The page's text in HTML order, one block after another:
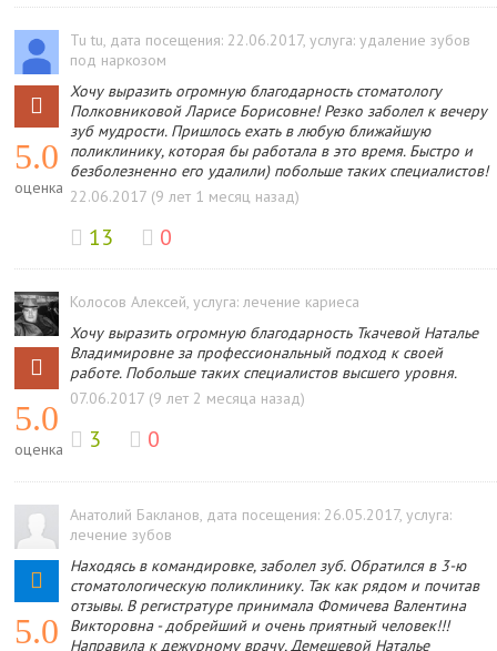
5.0
оценка
Tu tu, дата посещения: 22.06.2017, услуга: удаление зубов
под наркозом
Хочу выразить огромную благодарность стоматологу
Полковниковой Ларисе Борисовне! Резко заболел к вечеру
зуб мудрости. Пришлось ехать в любую ближайшую
поликлинику, которая бы работала в это время. Быстро и
безболезненно его удалили) побольше таких специалистов!
22.06.2017 (9 лет 1 месяц назад)
13 0
5.0
оценка
Колосов Алексей, услуга: лечение кариеса
Хочу выразить огромную благодарность Ткачевой Наталье
Владимировне за профессиональный подход к своей
работе. Побольше таких специалистов высшего уровня.
07.06.2017 (9 лет 2 месяца назад)
3 0
5.0
Анатолий Бакланов, дата посещения: 26.05.2017, услуга:
лечение зубов
Находясь в командировке, заболел зуб. Обратился в 3-ю
стоматологическую поликлинику. Так как рядом и почитав
отзывы. В регистратуре принимала Фомичева Валентина
Викторовна - добрейший и очень приятный человек!!!
Направила к дежурному врачу, Демешевой Наталье